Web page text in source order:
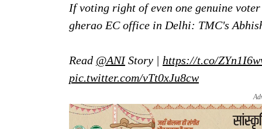
If voting right of even one genuine
gherao EC office in Delhi: TMC's
Read @ANIStory | https://t.co/
pic.twitter.com/vTt0xJu8cw